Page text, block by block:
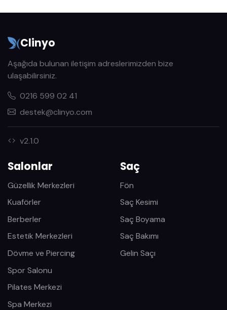
Clinyo
Aşağıda bulunan iletişim adreslerimizden bize
ulaşabilirsiniz.
0216 599 02 41
destek@clinyo.com
v2.1.0
Salonlar
Güzellik Merkezleri
Kuaförler
Berberler
Estetik Merkezleri
Dövme ve Piercing
Spor Salonu
Pilates Merkezi
Spa Merkezi
Saç
Fön
Saç Kesimi
Saç Boyama
Saç Bakımı
Gelin Saçı